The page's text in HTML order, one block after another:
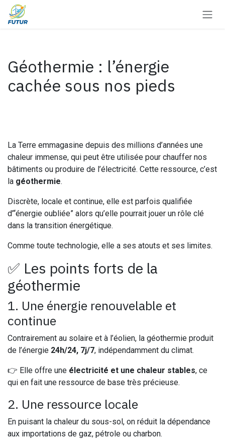
Se rendre au contenu
Géothermie : l’énergie
cachée sous nos pieds
La Terre emmagasine depuis des millions d’années une
chaleur immense, qui peut être utilisée pour chauffer nos
bâtiments ou produire de l’électricité. Cette ressource, c’est
la géothermie.
Discrète, locale et continue, elle est parfois qualifiée
d’“énergie oubliée” alors qu’elle pourrait jouer un rôle clé
dans la transition énergétique.
Comme toute technologie, elle a ses atouts et ses limites.
✅ Les points forts de la
géothermie
1. Une énergie renouvelable et
continue
Contrairement au solaire et à l’éolien, la géothermie produit
de l’énergie 24h/24, 7j/7, indépendamment du climat.
👉 Elle offre une électricité et une chaleur stables, ce
qui en fait une ressource de base très précieuse.
2. Une ressource locale
En puisant la chaleur du sous-sol, on réduit la dépendance
aux importations de gaz, pétrole ou charbon.